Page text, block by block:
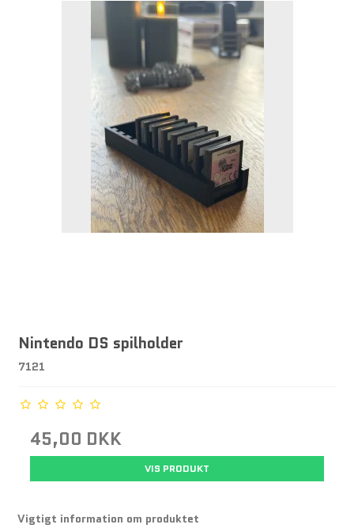
Nintendo DS spilholder
7121
45,00 DKK
VIS PRODUKT
Vigtigt information om produktet